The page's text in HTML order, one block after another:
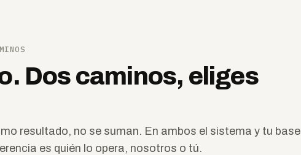
Dos caminos, eliges
resultado, no se suman. En ambos el sistema y tu base
es quién lo opera, nosotros o tú.